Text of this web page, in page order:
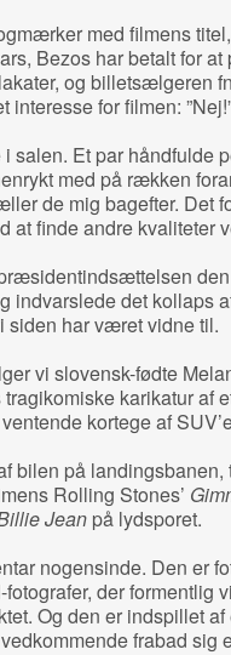
med filmens
Bezos har betalt for at
og billetsælgeren
for filmen:
salen. Et par håndfulde
med på rækken
de mig bagefter. Det
at finde andre kvaliteter
indvarslede det kollaps
siden har været vidne til.
vi slovensk-fødte
karikatur af
kortege af
bilen på landingsbanen,
Rolling Stones’
Jeanpå lydsporet.
nogensinde. Den er
der formentlig
Og den er indspillet
frabad sig